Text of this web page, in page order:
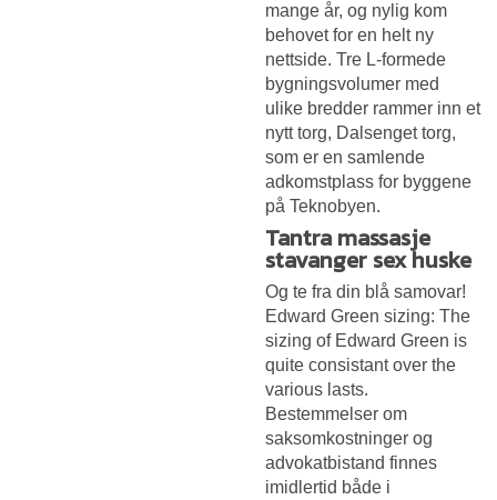
mange år, og nylig kom
behovet for en helt ny
nettside. Tre L-formede
bygningsvolumer med
ulike bredder rammer inn et
nytt torg, Dalsenget torg,
som er en samlende
adkomstplass for byggene
på Teknobyen.
Tantra massasje
stavanger sex huske
Og te fra din blå samovar!
Edward Green sizing: The
sizing of Edward Green is
quite consistant over the
various lasts.
Bestemmelser om
saksomkostninger og
advokatbistand finnes
imidlertid både i